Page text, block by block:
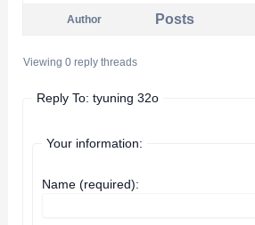
Author Posts
Viewing 0 reply threads
Reply To: tyuning 32o
Your information:
Name (required):